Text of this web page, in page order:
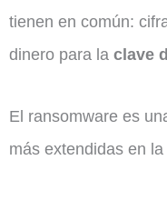
tienen en común:
dinero para la clave
El ransomware es
más extendidas en